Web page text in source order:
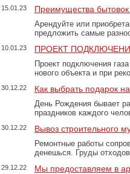
15.01.23 Преимущества
Арендуйте или
предложить самые
10.01.23 ПРОЕКТ
Проект подключения
нового объекта и при
30.12.22 Как выбрать подарок
День Рождения бывает
праздников каждого
30.12.22 Вывоз строительного
Ремонтные работы
денешься. Груды
29.12.22
Мы предоставляем в